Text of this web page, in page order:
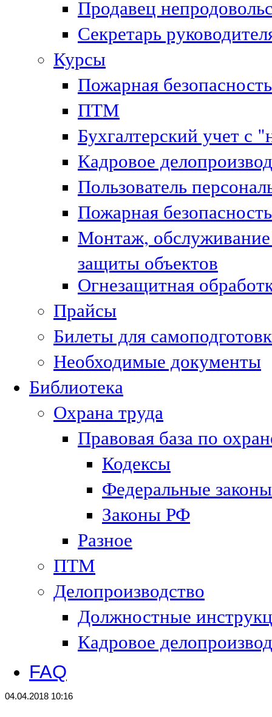
Продавец
Секретарь
Курсы
Пожарная безопасность
ПТМ
Бухгалтерский учет с
Кадровое
Пользователь
Пожарная
Монтаж,
защиты объектов
Огнезащитная
Прайсы
Билеты для
Необходимые документы
Библиотека
Охрана труда
Правовая база по
Кодексы
Федеральные законы
Законы РФ
Разное
ПТМ
Делопроизводство
Должностные
Кадровое
FAQ
04.04.2018 10:16